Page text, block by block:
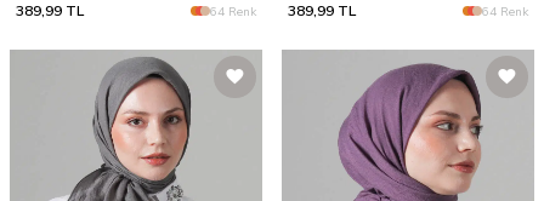
389,99 TL 64 Renk 389,99 TL 64 Renk